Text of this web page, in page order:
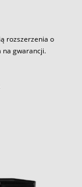
rozszerzenia o
na gwarancji.